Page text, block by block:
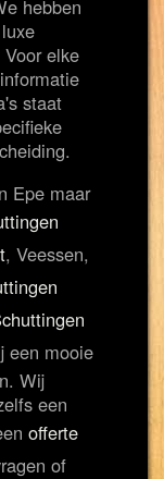
hebben
elke
staat
Epe maar
, Veessen,
een mooie
Wij
een
offerte
of